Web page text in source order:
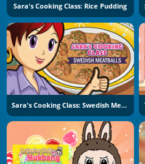
Sara's Cooking Class: Rice Pudding
Sara's Cooking Class: Swedish Meatballs